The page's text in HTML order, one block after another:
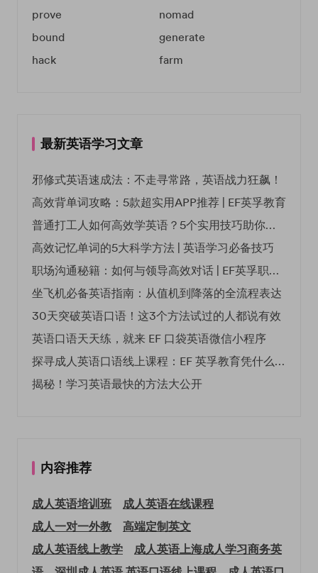
prove
nomad
bound
generate
hack
farm
最新英语学习文章
邪修式英语速成法：不走寻常路，英语战力狂飙！
高效背单词攻略：5款超实用APP推荐 | EF英孚教育
普通打工人如何高效学英语？5个实用技巧助你突破职场瓶颈
高效记忆单词的5大科学方法 | 英语学习必备技巧
职场沟通秘籍：如何与领导高效对话 | EF英孚职场指南
坐飞机必备英语指南：从值机到降落的全流程表达
30天突破英语口语！这3个方法试过的人都说有效
英语口语天天练，就来 EF 口袋英语微信小程序
探寻成人英语口语线上课程：EF 英孚教育凭什么领航
揭秘！学习英语最快的方法大公开
内容推荐
成人英语培训班
成人英语在线课程
成人一对一外教
高端定制英文
成人英语线上教学
成人英语上海成人学习商务英